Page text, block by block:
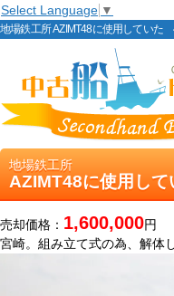
Select Language ▼
地場鉄工所 AZIMT48に使用してい
地場鉄工所
AZIMT48に使用して
売却価格： 1,600,000円
宮崎。組み立て式の為、解体